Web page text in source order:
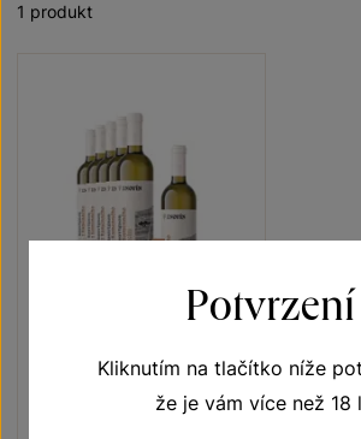
1 produkt
Sauvignon 5+1
Terroir - toulky vinicemi
Potvrzení
Kliknutím na tlačítko níže
že je vám více než 18